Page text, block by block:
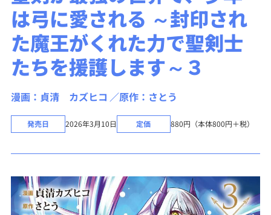
は弓に愛される ～封印され
た魔王がくれた力で聖剣士
たちを援護します～３
漫画：貞清 カズヒコ 原作：さとう
発売日 2026年3月10日 定価 880円（本体800円＋税）